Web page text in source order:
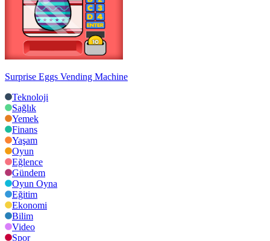
Surprise Eggs Vending Machine
Teknoloji
Sağlık
Yemek
Finans
Yaşam
Oyun
Eğlence
Gündem
Oyun Oyna
Eğitim
Ekonomi
Bilim
Video
Spor